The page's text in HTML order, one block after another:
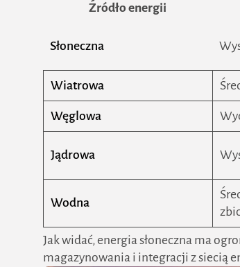
Źródło energii
Słoneczna
Wiatrowa
Węglowa
Jądrowa
Wodna
Jak widać, energia słoneczna ma
magazynowania i integracji z siecią